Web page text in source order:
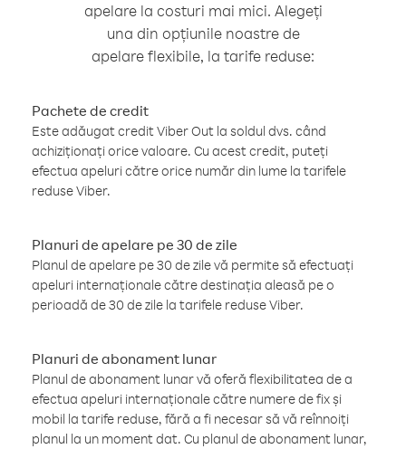
apelare la costuri mai mici. Alegeți
una din opțiunile noastre de
apelare flexibile, la tarife reduse:
Pachete de credit
Este adăugat credit Viber Out la soldul dvs. când
achiziționați orice valoare. Cu acest credit, puteți
efectua apeluri către orice număr din lume la tarifele
reduse Viber.
Planuri de apelare pe 30 de zile
Planul de apelare pe 30 de zile vă permite să efectuați
apeluri internaționale către destinația aleasă pe o
perioadă de 30 de zile la tarifele reduse Viber.
Planuri de abonament lunar
Planul de abonament lunar vă oferă flexibilitatea de a
efectua apeluri internaționale către numere de fix și
mobil la tarife reduse, fără a fi necesar să vă reînnoiți
planul la un moment dat. Cu planul de abonament lunar,